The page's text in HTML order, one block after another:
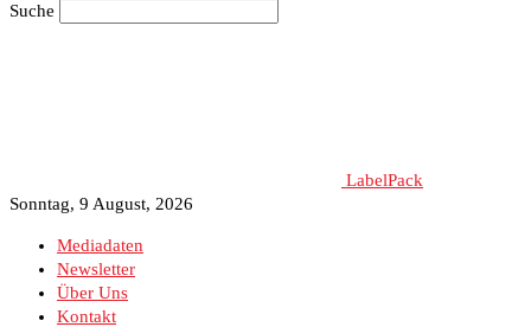
Suche
LabelPack
Sonntag, 9 August, 2026
Mediadaten
Newsletter
Über Uns
Kontakt